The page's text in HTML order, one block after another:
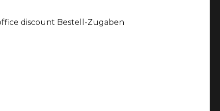
discount Bestell-Zugaben